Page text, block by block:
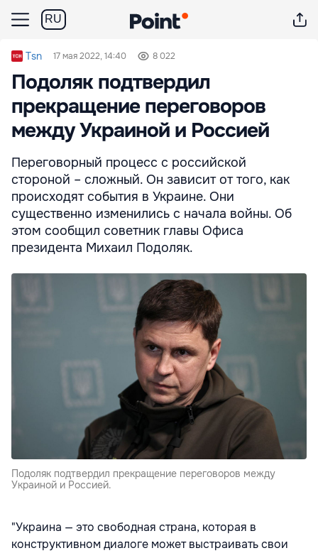
RU
Tsn 17 мая 2022, 14:40 8 022
Подоляк подтвердил
прекращение переговоров
между Украиной и Россией
Переговорный процесс с российской
стороной – сложный. Он зависит от того, как
происходят события в Украине. Они
существенно изменились с начала войны. Об
этом сообщил советник главы Офиса
президента Михаил Подоляк.
Подоляк подтвердил прекращение переговоров между
Украиной и Россией.
"Украина — это свободная страна, которая в
конструктивном диалоге может выстраивать свои